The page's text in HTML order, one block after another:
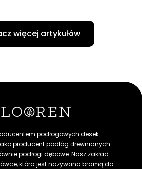
więcej artykułów
podłogowych desek
producent podłóg drewnianych
podłogi dębowe. Nasz zakład
która jest nazywana bramą do